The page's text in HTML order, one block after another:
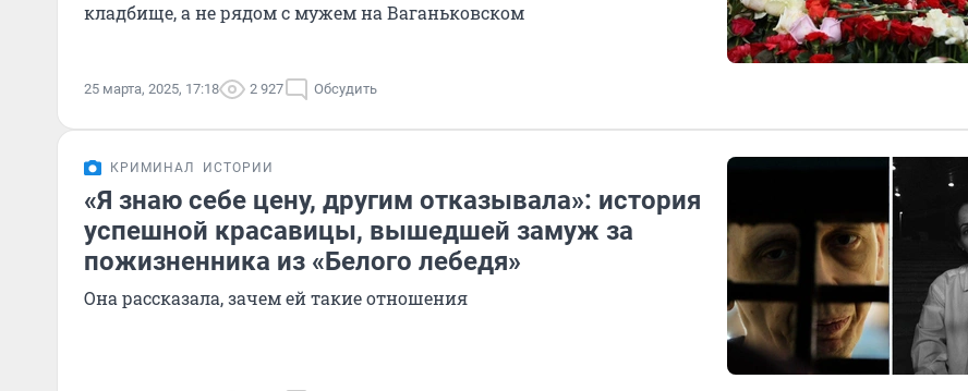
кладбище, а не рядом с мужем на Ваганьковском
25 марта, 2025, 17:18 2 927 Обсудить
КРИМИНАЛ ИСТОРИИ
«Я знаю себе цену, другим отказывала»: история
успешной красавицы, вышедшей замуж за
пожизненника из «Белого лебедя»
Она рассказала, зачем ей такие отношения